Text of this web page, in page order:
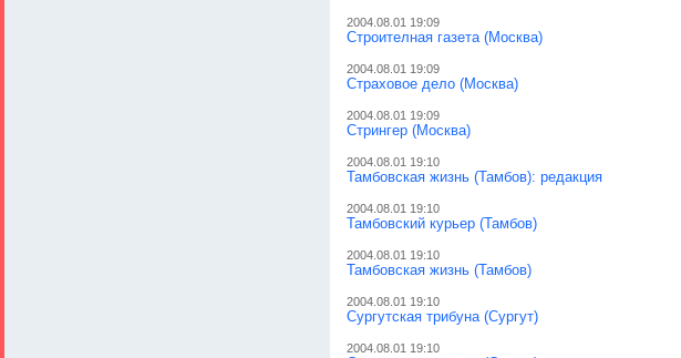
2004.08.01 19:09
Строителная газета (Москва)
2004.08.01 19:09
Страховое дело (Москва)
2004.08.01 19:09
Стрингер (Москва)
2004.08.01 19:10
Тамбовская жизнь (Тамбов): редакция
2004.08.01 19:10
Тамбовский курьер (Тамбов)
2004.08.01 19:10
Тамбовская жизнь (Тамбов)
2004.08.01 19:10
Сургутская трибуна (Сургут)
2004.08.01 19:10